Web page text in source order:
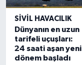
SIVIL HAVACILIK
Dünyanın en uzun
tarifeli uçuşları:
24 saati aşan yeni
dönem başladı